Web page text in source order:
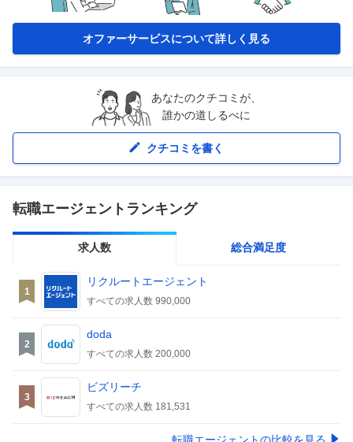
オファーサービスについて詳しく見る
あなたのクチコミが、
誰かの道しるべに
クチコミを書く
転職エージェントランキング
求人数 総合満足度
1
リクルートエージェント
すべての求人数 990,000
2
doda
すべての求人数 200,000
3
ビズリーチ
すべての求人数 181,531
転職エージェントの比較を見る